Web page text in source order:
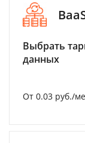
Выбрать
данных
От 0.03 руб./